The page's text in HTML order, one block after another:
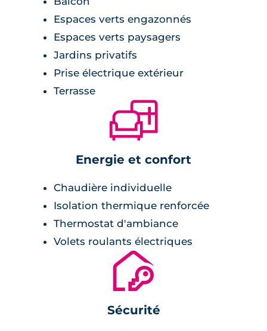
qui se trouvent aux derniers étages disposent
panoramiques en attique. Aux autres étages,
les résidents pourront profiter d’un balcon ou
bien d’un jardin privatif en rez-de-chaussée.
La résidence affiche des lignes
contemporaines et épurées, reprenant les
codes traditionnels du pays toulousain,
y apporter une touche de modernité. Celle-ci
est agrémentée d’espaces verts paysagers afin
quotidien. Un parking aérien et un parking en
sous-sol sont présents dans l’enceinte de la
résidence, ainsi qu’un local à vélos. Le
bâtiment dispose d’un ascenseur, et des
serrures 3 points sont équipées à chaque
Espaces verts engazonnés
Espaces verts paysagers
Jardins privatifs
Prise électrique extérieur
Terrasse
🛋
Energie et confort
Chaudière individuelle
Isolation thermique renforcée
Thermostat d'ambiance
Volets roulants électriques
🔐
Sécurité